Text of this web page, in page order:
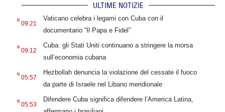
ULTIME NOTIZIE
.09:21
Vaticano celebra i legami con Cuba con il
documentario “Il Papa e Fidel”
.09:12
Cuba: gli Stati Uniti continuano a stringere la morsa
sull’economia cubana
.05:57
Hezbollah denuncia la violazione del cessate il fuoco
da parte di Israele nel Libano meridionale
.05:53
Difendere Cuba significa difendere l’America Latina,